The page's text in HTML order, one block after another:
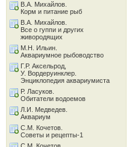
В.А. Михайлов.
Корм и питание рыб
В.А. Михайлов.
Все о гуппи и других
живородящих
М.Н. Ильин.
Аквариумное рыбоводство
Г.Р. Аксельрод,
У. Вордеруинклер.
Энциклопедия аквариумиста
Р. Ласуков.
Обитатели водоемов
Л.И. Медведев.
Аквариум
С.М. Кочетов.
Советы и рецепты-1